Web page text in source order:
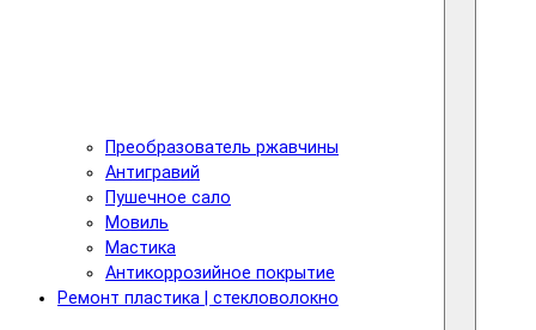
Преобразователь ржавчины
Антигравий
Пушечное сало
Мовиль
Мастика
Антикоррозийное покрытие
Ремонт пластика | стекловолокно